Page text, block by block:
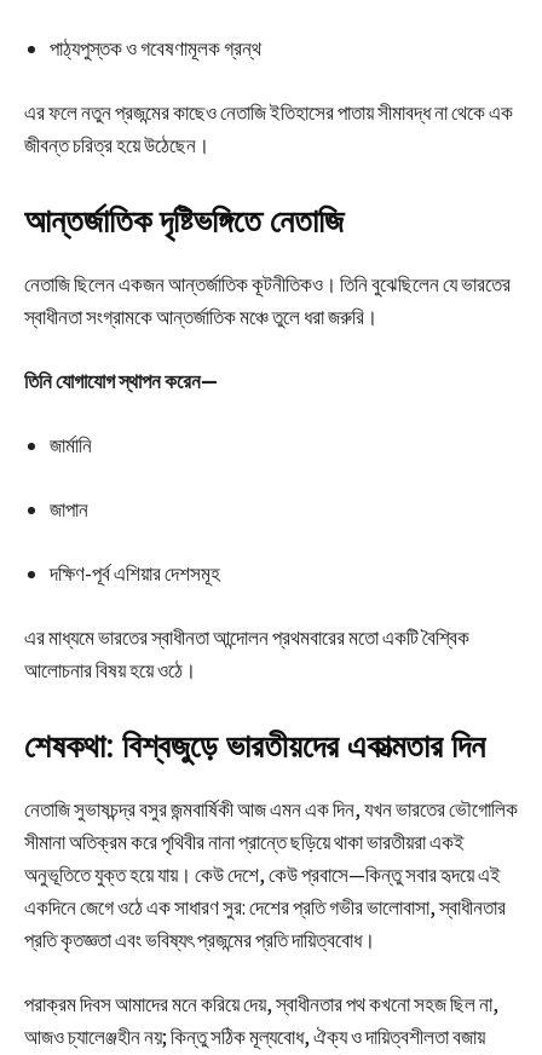
পাঠ্যপুস্তক ও গবেষণামূলক গ্রন্থ
এর ফলে নতুন প্রজন্মের কাছেও নেতাজি ইতিহাসের পাতায় সীমাবদ্ধ না থেকে এক
জীবন্ত চরিত্র হয়ে উঠেছেন।
আন্তর্জাতিক দৃষ্টিভঙ্গিতে নেতাজি
নেতাজি ছিলেন একজন আন্তর্জাতিক কূটনীতিকও। তিনি বুঝেছিলেন যে ভারতের
স্বাধীনতা সংগ্রামকে আন্তর্জাতিক মঞ্চে তুলে ধরা জরুরি।
তিনি যোগাযোগ স্থাপন করেন—
জার্মানি
জাপান
দক্ষিণ-পূর্ব এশিয়ার দেশসমূহ
এর মাধ্যমে ভারতের স্বাধীনতা আন্দোলন প্রথমবারের মতো একটি বৈশ্বিক
আলোচনার বিষয় হয়ে ওঠে।
শেষকথা: বিশ্বজুড়ে ভারতীয়দের একাত্মতার দিন
নেতাজি সুভাষচন্দ্র বসুর জন্মবার্ষিকী আজ এমন এক দিন, যখন ভারতের ভৌগোলিক
সীমানা অতিক্রম করে পৃথিবীর নানা প্রান্তে ছড়িয়ে থাকা ভারতীয়রা একই
অনুভূতিতে যুক্ত হয়ে যায়। কেউ দেশে, কেউ প্রবাসে—কিন্তু সবার হৃদয়ে এই
একদিনে জেগে ওঠে এক সাধারণ সুর: দেশের প্রতি গভীর ভালোবাসা, স্বাধীনতার
প্রতি কৃতজ্ঞতা এবং ভবিষ্যৎ প্রজন্মের প্রতি দায়িত্ববোধ।
পরাক্রম দিবস আমাদের মনে করিয়ে দেয়, স্বাধীনতার পথ কখনো সহজ ছিল না,
আজও চ্যালেঞ্জহীন নয়; কিন্তু সঠিক মূল্যবোধ, ঐক্য ও দায়িত্বশীলতা বজায়